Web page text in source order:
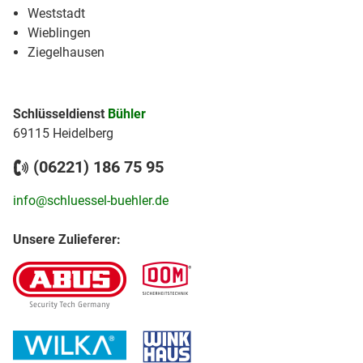
Weststadt
Wieblingen
Ziegelhausen
Schlüsseldienst Bühler
69115 Heidelberg
(06221) 186 75 95
info@schluessel-buehler.de
Unsere Zulieferer: